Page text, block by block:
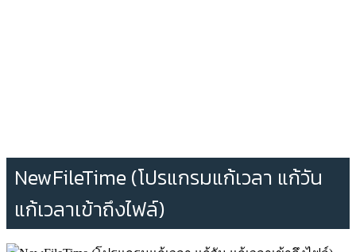
NewFileTime (โปรแกรมแก้เวลา แก้วัน
แก้เวลาเข้าถึงไฟล์)